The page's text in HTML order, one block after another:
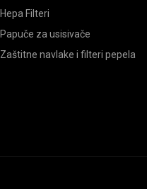
Hepa Filteri
Papuče za usisivače
Zaštitne navlake i filteri pepela